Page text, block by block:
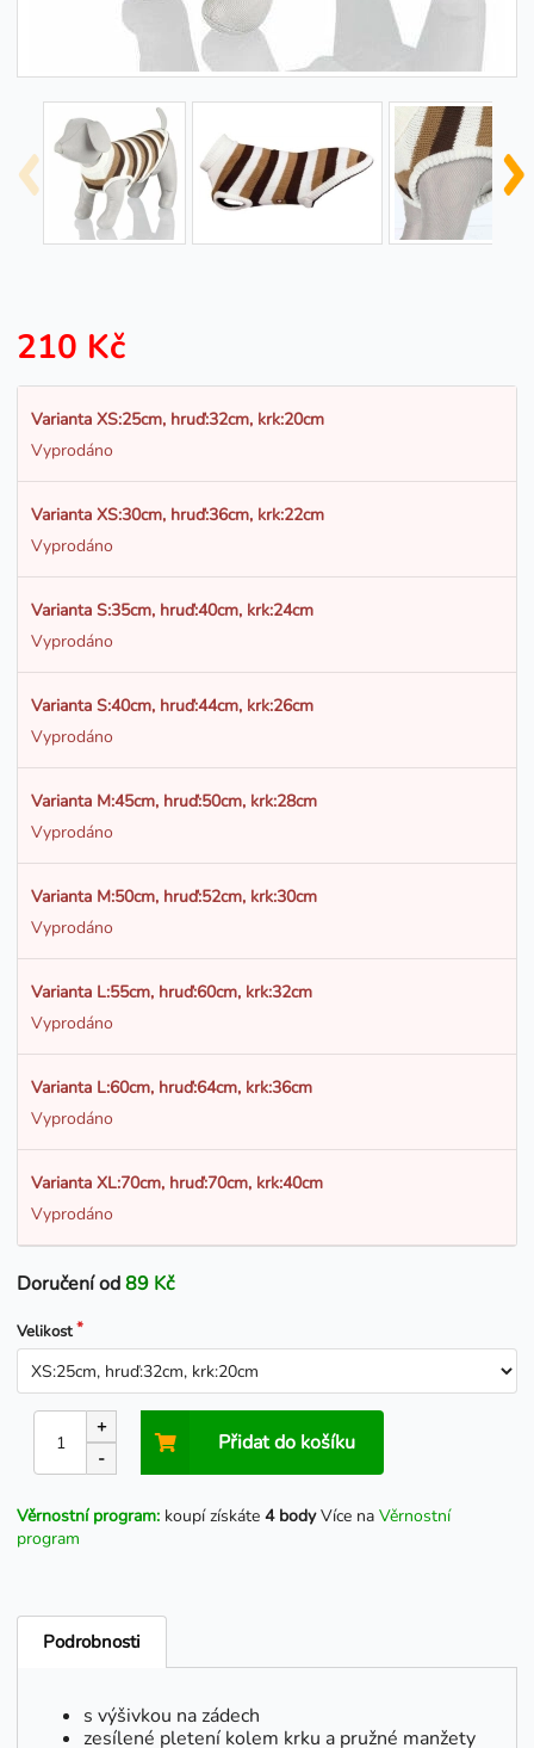
210 Kč
Varianta XS:25cm, hruď:32cm, krk:20cm
Vyprodáno
Varianta XS:30cm, hruď:36cm, krk:22cm
Vyprodáno
Varianta S:35cm, hruď:40cm, krk:24cm
Vyprodáno
Varianta S:40cm, hruď:44cm, krk:26cm
Vyprodáno
Varianta M:45cm, hruď:50cm, krk:28cm
Vyprodáno
Varianta M:50cm, hruď:52cm, krk:30cm
Vyprodáno
Varianta L:55cm, hruď:60cm, krk:32cm
Vyprodáno
Varianta L:60cm, hruď:64cm, krk:36cm
Vyprodáno
Varianta XL:70cm, hruď:70cm, krk:40cm
Vyprodáno
Doručení od89 Kč
Velikost
+
-
Přidat do košíku
Věrnostní program: koupí získáte 4 bodyVíce na Věrnostní
program
Podrobnosti
s výšivkou na zádech
zesílené pletení kolem krku a pružné manžety